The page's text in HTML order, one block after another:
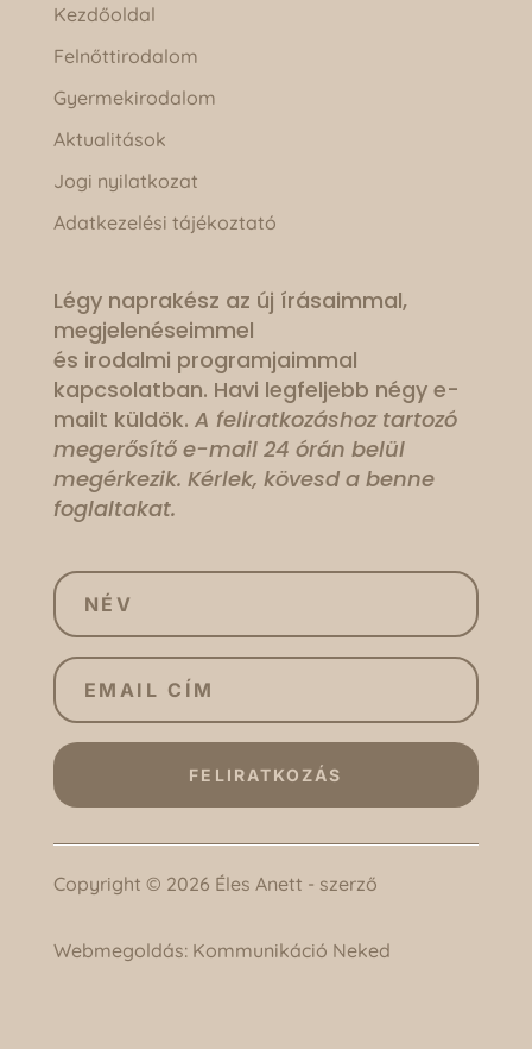
Kezdőoldal
Felnőttirodalom
Gyermekirodalom
Aktualitások
Jogi nyilatkozat
Adatkezelési tájékoztató
Légy naprakész az új írásaimmal,
megjelenéseimmel
és irodalmi programjaimmal
kapcsolatban. Havi legfeljebb négy e-
mailt küldök. A feliratkozáshoz tartozó
megerősítő e-mail 24 órán belül
megérkezik. Kérlek, kövesd a benne
foglaltakat.
FELIRATKOZÁS
Copyright © 2026 Éles Anett - szerző
Webmegoldás: Kommunikáció Neked